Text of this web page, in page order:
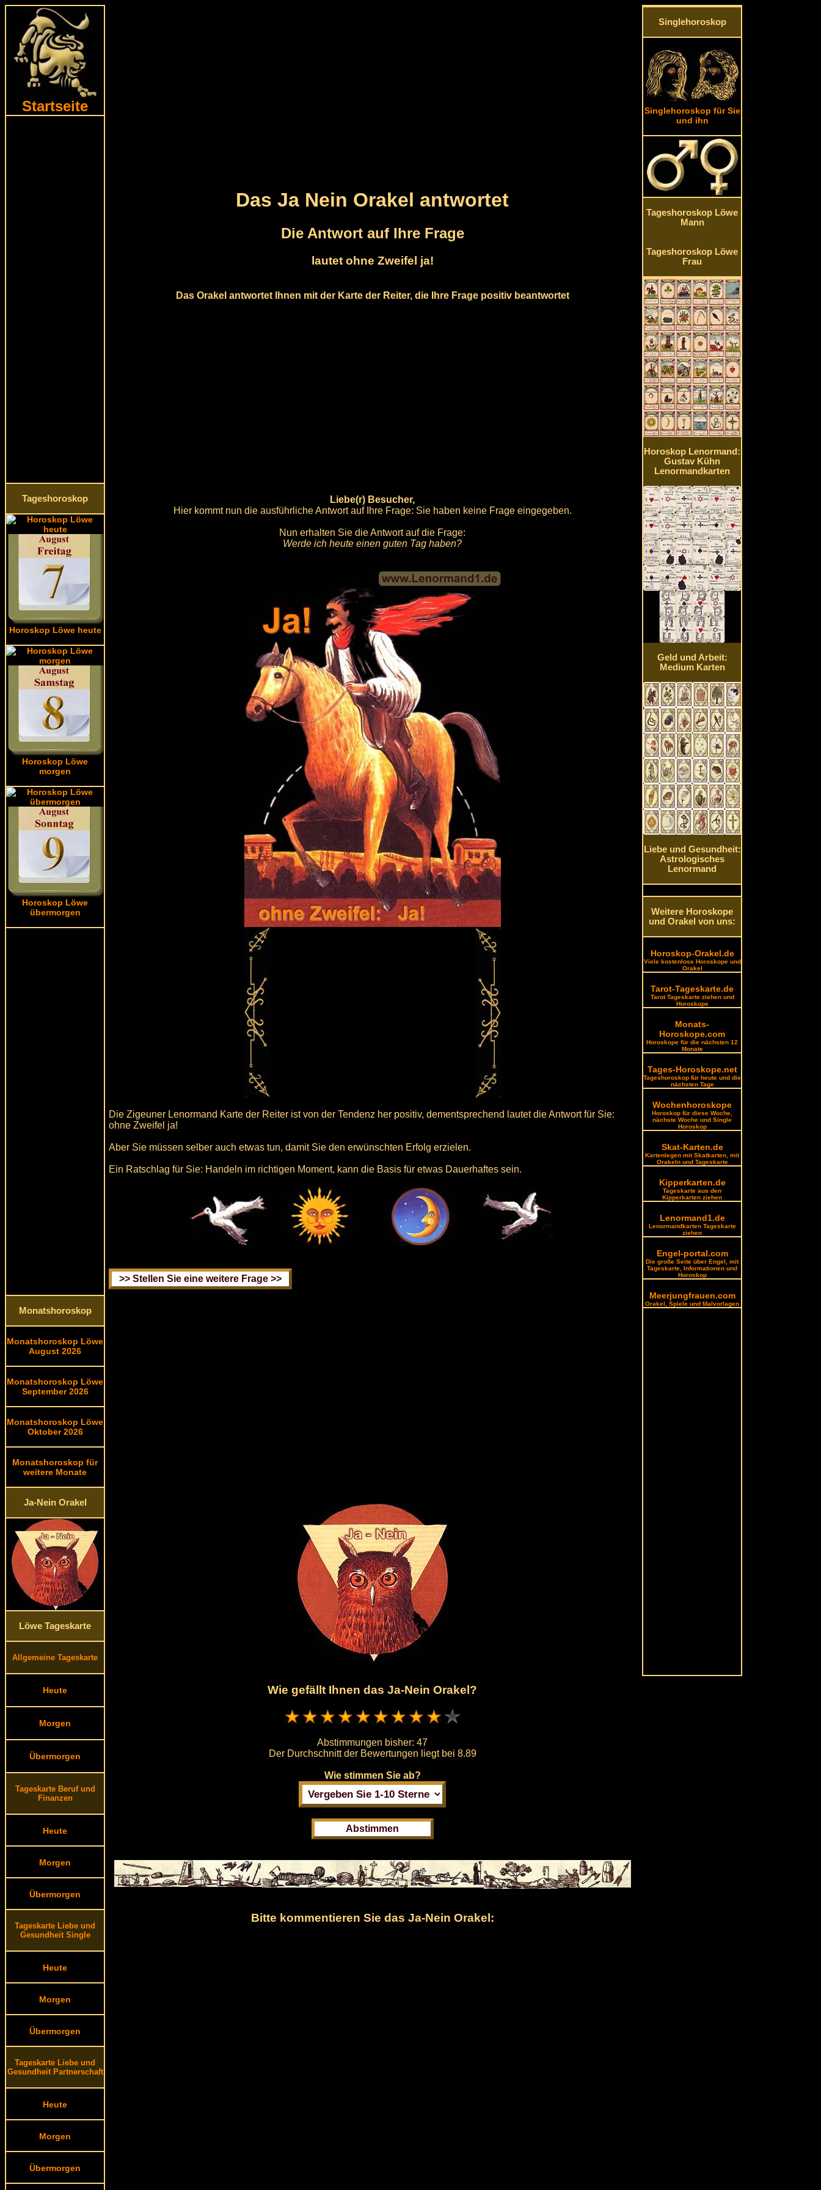
Startseite
Tageshoroskop
Horoskop Löwe heute
Horoskop Löwe
morgen
Horoskop Löwe
übermorgen
Monatshoroskop
Monatshoroskop Löwe
August 2026
Monatshoroskop Löwe
September 2026
Monatshoroskop Löwe
Oktober 2026
Monatshoroskop für
weitere Monate
Ja-Nein Orakel
Löwe Tageskarte
Allgemeine Tageskarte
Heute
Morgen
Übermorgen
Tageskarte Beruf und
Finanzen
Heute
Morgen
Übermorgen
Tageskarte Liebe und
Gesundheit Single
Heute
Morgen
Übermorgen
Tageskarte Liebe und
Gesundheit Partnerschaft
Heute
Morgen
Übermorgen
Das Ja Nein Orakel antwortet
Die Antwort auf Ihre Frage
lautet ohne Zweifel ja!
Das Orakel antwortet Ihnen mit der Karte der Reiter, die Ihre Frage positiv beantwortet
Liebe(r) Besucher,
Hier kommt nun die ausführliche Antwort auf Ihre Frage: Sie haben keine Frage eingegeben.
Nun erhalten Sie die Antwort auf die Frage:
Werde ich heute einen guten Tag haben?
Die Zigeuner Lenormand Karte der Reiter ist von der Tendenz her positiv, dementsprechend lautet die Antwort für Sie:
ohne Zweifel ja!
Aber Sie müssen selber auch etwas tun, damit Sie den erwünschten Erfolg erzielen.
Ein Ratschlag für Sie: Handeln im richtigen Moment, kann die Basis für etwas Dauerhaftes sein.
Wie gefällt Ihnen das Ja-Nein Orakel?
Abstimmungen bisher:47
Der Durchschnitt der Bewertungen liegt bei 8.89
Wie stimmen Sie ab?
Bitte kommentieren Sie das Ja-Nein Orakel:
Singlehoroskop
Singlehoroskop für Sie
und ihn
Tageshoroskop Löwe
Mann
Tageshoroskop Löwe
Frau
Horoskop Lenormand:
Gustav Kühn
Lenormandkarten
Geld und Arbeit:
Medium Karten
Liebe und Gesundheit:
Astrologisches
Lenormand
Weitere Horoskope
und Orakel von uns:
Horoskop-Orakel.de
Viele kostenlose Horoskope und
Orakel
Tarot-Tageskarte.de
Tarot Tageskarte ziehen und
Horoskope
Monats-
Horoskope.com
Horoskope für die nächsten 12
Monate
Tages-Horoskope.net
Tageshoroskop für heute und die
nächsten Tage
Wochenhoroskope
Horoskop für diese Woche,
nächste Woche und Single
Horoskop
Skat-Karten.de
Kartenlegen mit Skatkarten, mit
Orakeln und Tageskarte
Kipperkarten.de
Tageskarte aus den
Kipperkarten ziehen
Lenormand1.de
Lenormandkarten Tageskarte
ziehen
Engel-portal.com
Die große Seite über Engel, mit
Tageskarte, Informationen und
Horoskop
Meerjungfrauen.com
Orakel, Spiele und Malvorlagen